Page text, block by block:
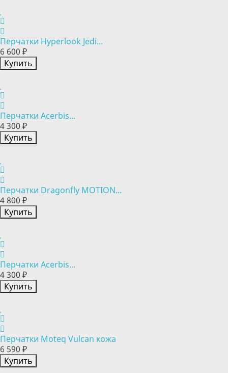
Перчатки Hyperlook Jedi...
6 600 ₽
Купить
Перчатки Acerbis...
4 300 ₽
Купить
Перчатки Dragonfly MOTION...
4 800 ₽
Купить
Перчатки Acerbis...
4 300 ₽
Купить
Перчатки Moteq Vulcan кожа
6 590 ₽
Купить